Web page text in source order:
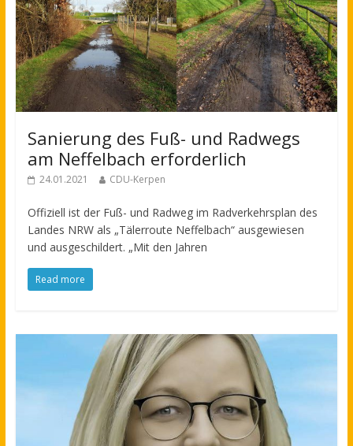
Sanierung des Fuß- und Radwegs
am Neffelbach erforderlich
24.01.2021 CDU-Kerpen
Offiziell ist der Fuß- und Radweg im Radverkehrsplan des
Landes NRW als „Tälerroute Neffelbach“ ausgewiesen
und ausgeschildert. „Mit den Jahren
Read more